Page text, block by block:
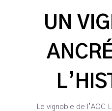
UN
Le vignoble de l’AOC